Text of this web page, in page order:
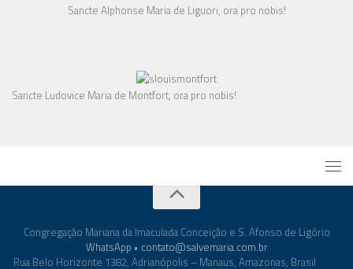
Sancte Alphonse Maria de Liguori, ora pro nobis!
Sancte Ludovice Maria de Montfort, ora pro nobis!
Congregação Mariana da Imaculada Conceição e S. Afonso de Ligório
WhatsApp • contato@salvemaria.com.br
Rua Belo Horizonte 1382, Adrianópolis – Manaus, Amazonas, Brasil